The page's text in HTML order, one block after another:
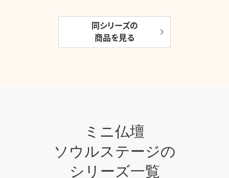
同シリーズの
商品を見る
ミニ仏壇
ソウルステージの
シリーズ一覧